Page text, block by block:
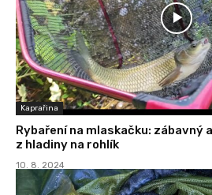
Kaprařina
Rybaření na mlaskačku: zábavný
z hladiny na rohlík
10. 8. 2024